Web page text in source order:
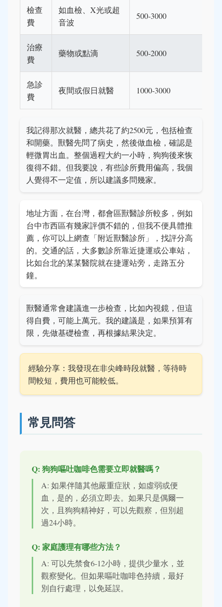
檢查
費
如血檢、X光或超
音波
500-3000
治療
費
藥物或點滴 500-2000
急診
費
夜間或假日就醫 1000-3000
我記得那次就醫，總共花了約2500元，包括檢查
和開藥。獸醫先問了病史，然後做血檢，確認是
輕微胃出血。整個過程大約一小時，狗狗後來恢
復得不錯。但我要說，有些診所費用偏高，我個
人覺得不一定值，所以建議多問幾家。
地址方面，在台灣，都會區獸醫診所較多，例如
台中市西區有幾家評價不錯的，但我不便具體推
薦，你可以上網查「附近獸醫診所」，找評分高
的。交通的話，大多數診所靠近捷運或公車站，
比如台北的某某醫院就在捷運站旁，走路五分
鐘。
獸醫通常會建議進一步檢查，比如內視鏡，但這
得自費，可能上萬元。我的建議是，如果預算有
限，先做基礎檢查，再根據結果決定。
經驗分享：我發現在非尖峰時段就醫，等待時
間較短，費用也可能較低。
常見問答
Q: 狗狗嘔吐咖啡色需要立即就醫嗎？
A: 如果伴隨其他嚴重症狀，如虛弱或便
血，是的，必須立即去。如果只是偶爾一
次，且狗狗精神好，可以先觀察，但別超
過24小時。
Q: 家庭護理有哪些方法？
A: 可以先禁食6-12小時，提供少量水，並
觀察變化。但如果嘔吐咖啡色持續，最好
別自行處理，以免延誤。